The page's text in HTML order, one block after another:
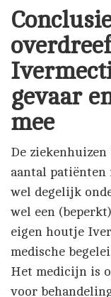
gevaar
mee
De ziekenhuizen
aantal patiënten
wel degelijk
wel een
eigen houtje
medische
Het medicijn is
voor